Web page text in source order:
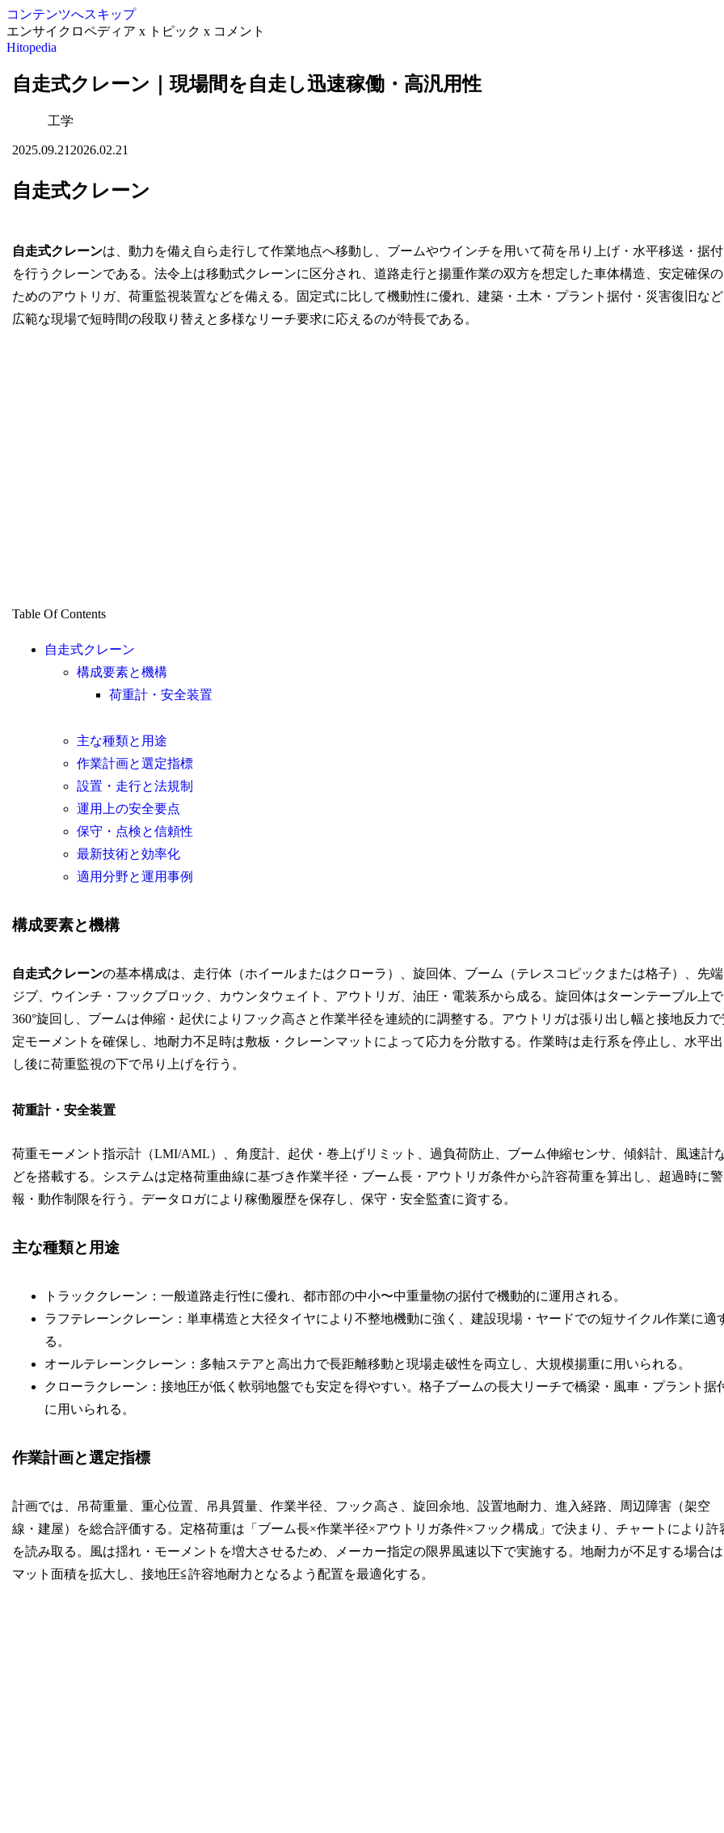
コンテンツへスキップ
エンサイクロペディア x トピック x コメント
Hitopedia
自走式クレーン｜現場間を自走し迅速稼働・高汎用性
工学
2025.09.21 2026.02.21
自走式クレーン
自走式クレーンは、動力を備え自ら走行して作業地点へ移動し、ブームやウインチを用いて荷を吊り上げ・水平移送・据付
を行うクレーンである。法令上は移動式クレーンに区分され、道路走行と揚重作業の双方を想定した車体構造、安定確保の
ためのアウトリガ、荷重監視装置などを備える。固定式に比して機動性に優れ、建築・土木・プラント据付・災害復旧など
広範な現場で短時間の段取り替えと多様なリーチ要求に応えるのが特長である。
Table Of Contents
自走式クレーン
構成要素と機構
荷重計・安全装置
主な種類と用途
作業計画と選定指標
設置・走行と法規制
運用上の安全要点
保守・点検と信頼性
最新技術と効率化
適用分野と運用事例
構成要素と機構
自走式クレーンの基本構成は、走行体（ホイールまたはクローラ）、旋回体、ブーム（テレスコピックまたは格子）、先端
ジブ、ウインチ・フックブロック、カウンタウェイト、アウトリガ、油圧・電装系から成る。旋回体はターンテーブル上で
360°旋回し、ブームは伸縮・起伏によりフック高さと作業半径を連続的に調整する。アウトリガは張り出し幅と接地反力で
定モーメントを確保し、地耐力不足時は敷板・クレーンマットによって応力を分散する。作業時は走行系を停止し、水平出
し後に荷重監視の下で吊り上げを行う。
荷重計・安全装置
荷重モーメント指示計（LMI/AML）、角度計、起伏・巻上げリミット、過負荷防止、ブーム伸縮センサ、傾斜計、風速計
どを搭載する。システムは定格荷重曲線に基づき作業半径・ブーム長・アウトリガ条件から許容荷重を算出し、超過時に警
報・動作制限を行う。データロガにより稼働履歴を保存し、保守・安全監査に資する。
主な種類と用途
トラッククレーン：一般道路走行性に優れ、都市部の中小〜中重量物の据付で機動的に運用される。
ラフテレーンクレーン：単車構造と大径タイヤにより不整地機動に強く、建設現場・ヤードでの短サイクル作業に適
る。
オールテレーンクレーン：多軸ステアと高出力で長距離移動と現場走破性を両立し、大規模揚重に用いられる。
クローラクレーン：接地圧が低く軟弱地盤でも安定を得やすい。格子ブームの長大リーチで橋梁・風車・プラント据
に用いられる。
作業計画と選定指標
計画では、吊荷重量、重心位置、吊具質量、作業半径、フック高さ、旋回余地、設置地耐力、進入経路、周辺障害（架空
線・建屋）を総合評価する。定格荷重は「ブーム長×作業半径×アウトリガ条件×フック構成」で決まり、チャートにより許
を読み取る。風は揺れ・モーメントを増大させるため、メーカー指定の限界風速以下で実施する。地耐力が不足する場合は
マット面積を拡大し、接地圧≦許容地耐力となるよう配置を最適化する。